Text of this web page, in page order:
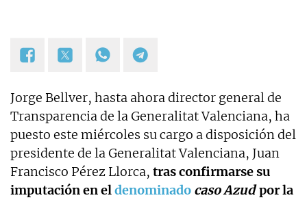
Jorge Bellver, hasta ahora director general de
Transparencia de la Generalitat Valenciana, ha
puesto este miércoles su cargo a disposición del
presidente de la Generalitat Valenciana, Juan
Francisco Pérez Llorca, tras confirmarse su
imputación en eldenominado caso Azudpor la